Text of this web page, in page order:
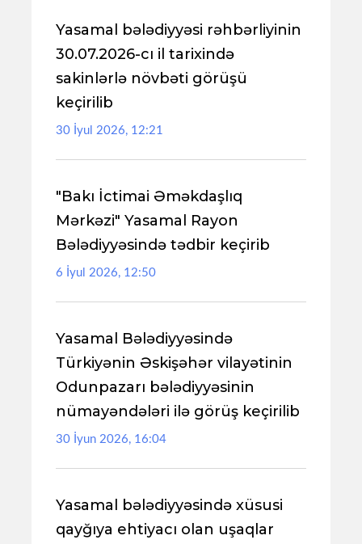
Yasamal bələdiyyəsi rəhbərliyinin
30.07.2026-cı il tarixində
sakinlərlə növbəti görüşü
keçirilib
30 İyul 2026, 12:21
"Bakı İctimai Əməkdaşlıq
Mərkəzi" Yasamal Rayon
Bələdiyyəsində tədbir keçirib
6 İyul 2026, 12:50
Yasamal Bələdiyyəsində
Türkiyənin Əskişəhər vilayətinin
Odunpazarı bələdiyyəsinin
nümayəndələri ilə görüş keçirilib
30 İyun 2026, 16:04
Yasamal bələdiyyəsində xüsusi
qayğıya ehtiyacı olan uşaqlar